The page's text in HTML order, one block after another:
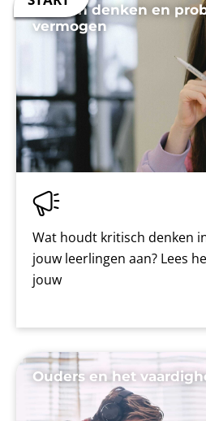
Kritisch denken en
vermogen
Wat houdt kritisch denken
jouw leerlingen aan? Lees
jouw
Ouders en het